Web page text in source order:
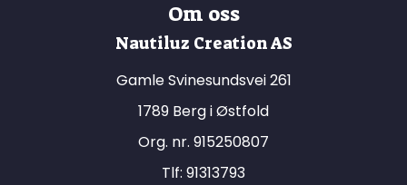
Om oss
Nautiluz Creation AS
Gamle Svinesundsvei 261
1789 Berg i Østfold
Org. nr. 915250807
Tlf: 91313793